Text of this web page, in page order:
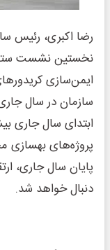
رضا اکبری، رئیس
نخستین نشست ستاد
ایمن‌سازی
سازمان در سال
ابتدای سال جاری
پروژه‌های بهسازی
پایان سال جاری،
دنبال خواهد شد.